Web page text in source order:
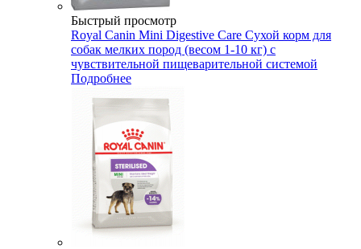
Быстрый просмотр
Royal Canin Mini Digestive Care Сухой корм для
собак мелких пород (весом 1-10 кг) с
чувствительной пищеварительной системой
Подробнее